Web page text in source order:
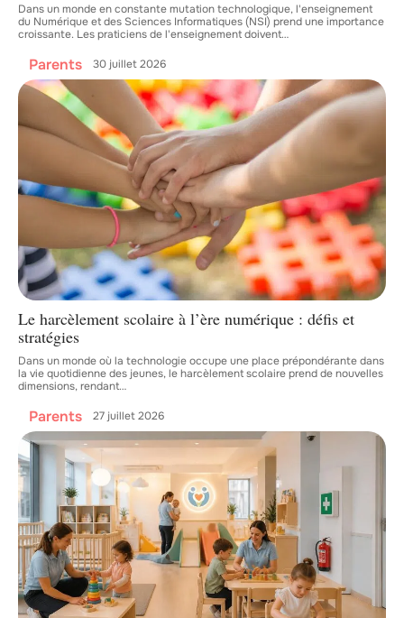
Dans un monde en constante mutation technologique, l'enseignement
du Numérique et des Sciences Informatiques (NSI) prend une importance
croissante. Les praticiens de l'enseignement doivent…
Parents 30 juillet 2026
Le harcèlement scolaire à l’ère numérique : défis et
stratégies
Dans un monde où la technologie occupe une place prépondérante dans
la vie quotidienne des jeunes, le harcèlement scolaire prend de nouvelles
dimensions, rendant…
Parents 27 juillet 2026